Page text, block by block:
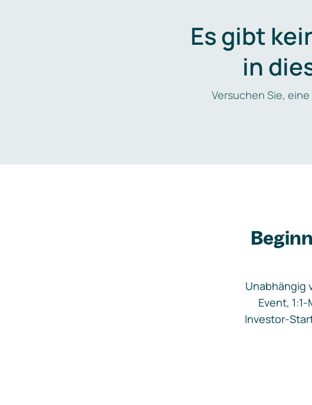
Es gibt
in
Versuchen Sie,
Unabhängig
Event,
Investor-